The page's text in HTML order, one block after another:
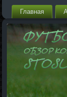
Главная